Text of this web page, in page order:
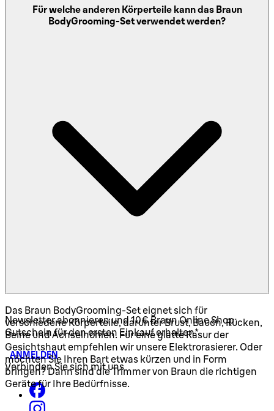
perfekt für den Intimbereich geeignet.
Für welche anderen Körperteile kann das Braun
BodyGrooming-Set verwendet werden?
Das Braun BodyGrooming-Set eignet sich für
verschiedene Körperteile, darunter Brust, Bauch, Rücken,
Beine und Achselhöhlen. Für eine glatte Rasur der
Gesichtshaut empfehlen wir unsere Elektrorasierer. Oder
möchten Sie Ihren Bart etwas kürzen und in Form
bringen? Dann sind die Trimmer von Braun die richtigen
Geräte für Ihre Bedürfnisse.
Newsletter abonnieren und 10€ Braun Online Shop
Gutschein für den ersten Einkauf erhalten*
ANMELDEN
Verbinden Sie sich mit uns